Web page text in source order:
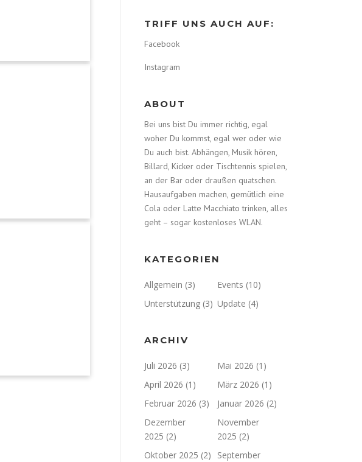
TRIFF UNS AUCH AUF:
Facebook
Instagram
ABOUT
Bei uns bist Du immer richtig, egal
woher Du kommst, egal wer oder wie
Du auch bist. Abhängen, Musik hören,
Billard, Kicker oder Tischtennis spielen,
an der Bar oder draußen quatschen.
Hausaufgaben machen, gemütlich eine
Cola oder Latte Macchiato trinken, alles
geht – sogar kostenloses WLAN.
KATEGORIEN
Allgemein (3) Events (10)
Unterstützung (3) Update (4)
ARCHIV
Juli 2026 (3) Mai 2026 (1)
April 2026 (1) März 2026 (1)
Februar 2026 (3) Januar 2026 (2)
Dezember
2025 (2)
November
2025 (2)
Oktober 2025 (2)
September